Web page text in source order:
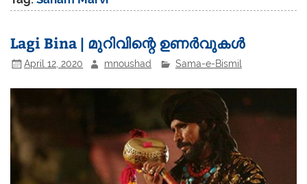
Lagi Bina | മുറിവിന്റെ ഉണർവുകൾ
April 12, 2020 mnoushad Sama-e-Bismil